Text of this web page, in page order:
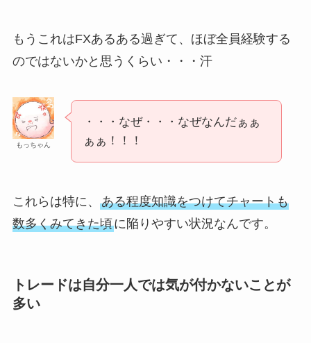
もうこれはFXあるある過ぎて、ほぼ全員経験する
のではないかと思うくらい・・・汗
もっちゃん
・・・なぜ・・・なぜなんだぁぁ
ぁぁ！！！
これらは特に、 ある程度知識をつけてチャートも
数多くみてきた頃に陥りやすい状況なんです。
トレードは自分一人では気が付かないことが
多い